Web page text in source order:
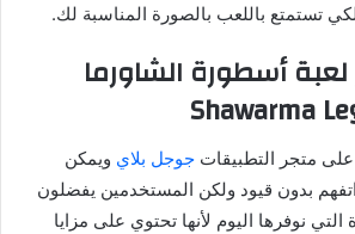
تستمتع باللعب بالصورة المناسبة لك.
أسطورة الشاورما
Shawarma
على متجر التطبيقات جوجل بلاي ويمكن
بدون قيود ولكن المستخدمين يفضلون
نوفرها اليوم لأنها تحتوي على مزايا